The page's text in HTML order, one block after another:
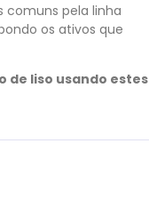
comuns pela linha
os ativos que
de liso usando estes